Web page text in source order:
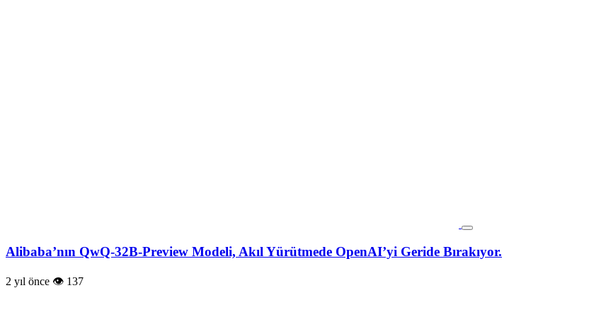
Alibaba’nın QwQ-32B-Preview Modeli, Akıl Yürütmede OpenAI’yi Geride Bırakıyor.
2 yıl önce 137